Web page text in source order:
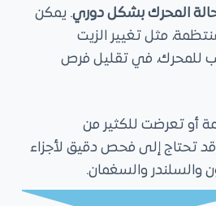
حالة المحرك بشكل دوري. يمكن
مثل تغيير الزيت
للمحرك، في تقليل فرص
أو تعرضت للكثير من
تحتاج إلى فحص دقيق لأجزاء
والسلندر والسغمان.